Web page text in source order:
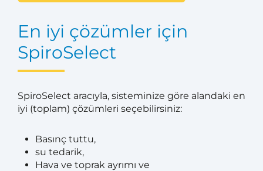
En iyi çözümler için
SpiroSelect
SpiroSelect aracıyla, sisteminize göre alandaki en
iyi (toplam) çözümleri seçebilirsiniz:
Basınç tuttu,
su tedarik,
Hava ve toprak ayrımı ve